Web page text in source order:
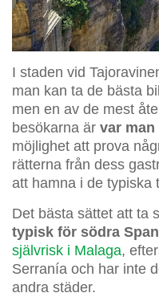
I staden vid
man kan ta de bästa
men en av de mest
besökarna är var man
möjlighet att prova
rätterna från dess
att hamna i de typiska
Det bästa sättet att ta
typisk för södra
självrisk i Malaga,
Serranía och har inte
andra städer.